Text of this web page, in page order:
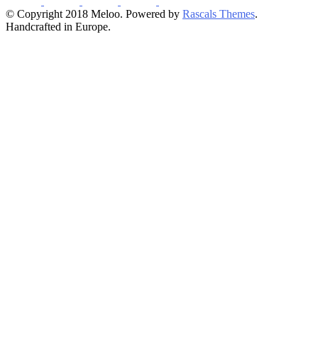
© Copyright 2018 Meloo. Powered by Rascals Themes.
Handcrafted in Europe.